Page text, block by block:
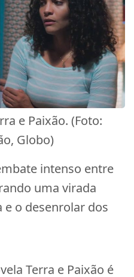
e Paixão. (Foto:
Globo)
intenso entre
uma virada
o desenrolar dos
Terra e Paixão é